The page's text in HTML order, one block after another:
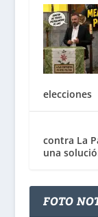
elecciones
contra La
una
FOTO